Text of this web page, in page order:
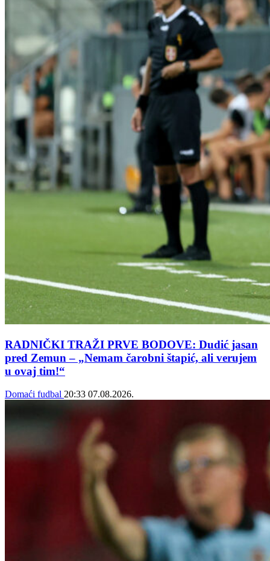
RADNIČKI TRAŽI PRVE BODOVE: Dudić jasan
pred Zemun – „Nemam čarobni štapić, ali verujem
u ovaj tim!“
Domaći fudbal 20:33 07.08.2026.